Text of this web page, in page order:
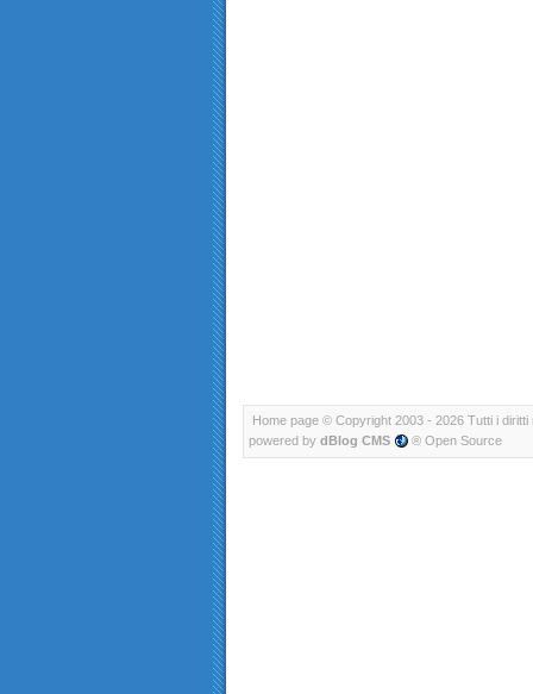
Home page © Copyright 2003 - 2026 Tutti i diritti
powered by dBlog CMS ® Open Source